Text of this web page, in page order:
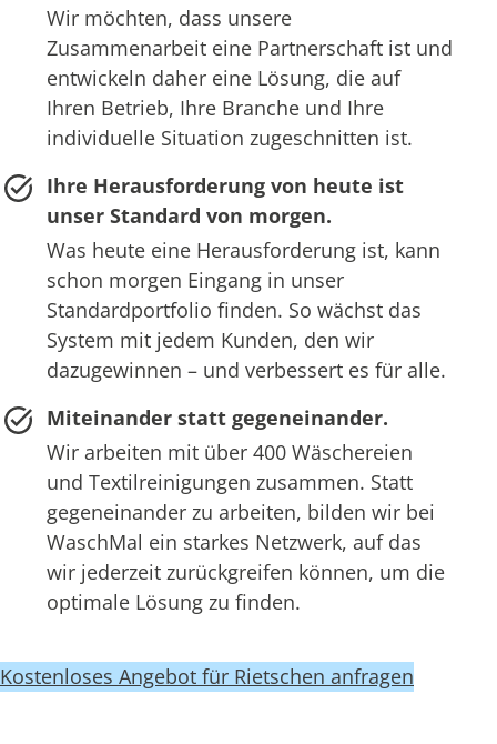
Wir möchten, dass unsere
Zusammenarbeit eine Partnerschaft ist und
entwickeln daher eine Lösung, die auf
Ihren Betrieb, Ihre Branche und Ihre
individuelle Situation zugeschnitten ist.
Ihre Herausforderung von heute ist
unser Standard von morgen.
Was heute eine Herausforderung ist, kann
schon morgen Eingang in unser
Standardportfolio finden. So wächst das
System mit jedem Kunden, den wir
dazugewinnen – und verbessert es für alle.
Miteinander statt gegeneinander.
Wir arbeiten mit über 400 Wäschereien
und Textilreinigungen zusammen. Statt
gegeneinander zu arbeiten, bilden wir bei
WaschMal ein starkes Netzwerk, auf das
wir jederzeit zurückgreifen können, um die
optimale Lösung zu finden.
Kostenloses Angebot für Rietschen anfragen